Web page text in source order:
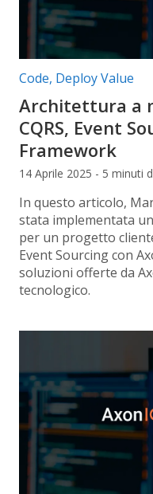
Categorie articolo:
Code, Deploy Value
Architettura a
CQRS, Event
Framework
14 Aprile 2025 - 5 minuti
In questo articolo,
stata implementata
per un progetto
Event Sourcing con
soluzioni offerte da
tecnologico.